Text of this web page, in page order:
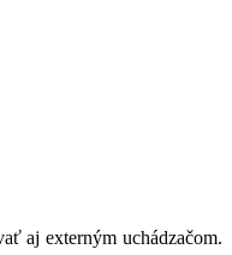
aj externým uchádzačom.